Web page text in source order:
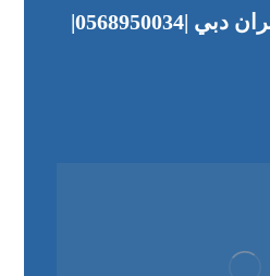
شركة مكافحة الفئران دبي |0568950034|